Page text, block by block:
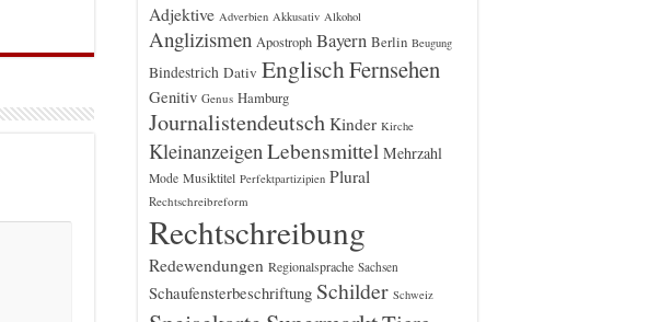
Adjektive Adverbien Akkusativ Alkohol
Anglizismen Apostroph Bayern Berlin Beugung
Bindestrich Dativ EnglischFernsehen
Genitiv Genus Hamburg
Journalistendeutsch Kinder Kirche
Kleinanzeigen Lebensmittel Mehrzahl
Mode Musiktitel Perfektpartizipien Plural
Rechtschreibreform
Rechtschreibung
Redewendungen Regionalsprache Sachsen
Schaufensterbeschriftung Schilder Schweiz